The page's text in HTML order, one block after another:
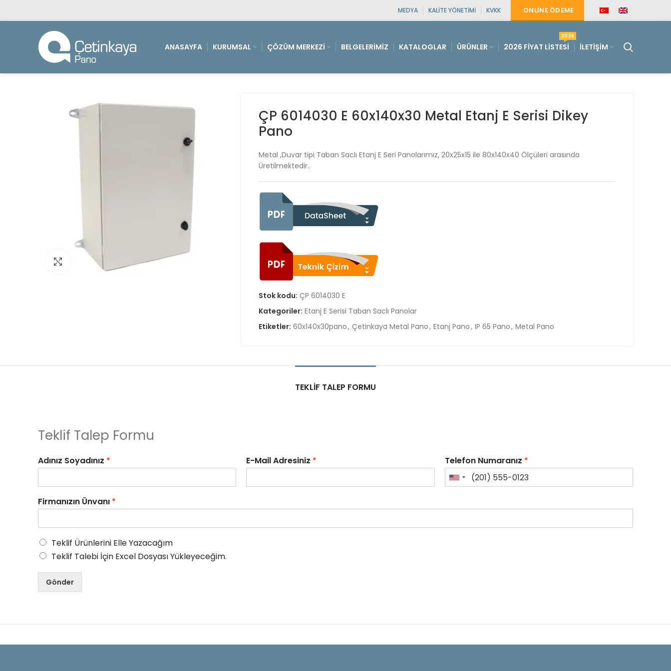
MEDYA KALITE YÖNETIMI KVKK ONLINE ÖDEME
ANASAYFA KURUMSAL ÇÖZÜM MERKEZI BELGELERIMIZ KATALOGLAR ÜRÜNLER 2026 FIYAT LISTESI
2026
İLETIŞIM
Click to enlarge
ÇP 6014030 E 60x140x30 Metal Etanj E Serisi Dikey
Pano
Metal ,Duvar tipi Taban Saclı Etanj E Seri Panolarımız, 20x25x15 ile 80x140x40 Ölçüleri arasında
Üretilmektedir..
Stok kodu: ÇP 6014030 E
Kategoriler: Etanj E Serisi Taban Saclı Panolar
Etiketler: 60x140x30pano, Çetinkaya Metal Pano, Etanj Pano, IP 65 Pano, Metal Pano
TEKLIF TALEP FORMU
Teklif Talep Formu
Adınız Soyadınız * E-Mail Adresiniz * Telefon Numaranız *
Firmanızın Ünvanı *
Teklif Ürünlerini Elle Yazacağım
Teklif Talebi İçin Excel Dosyası Yükleyeceğim.
Gönder